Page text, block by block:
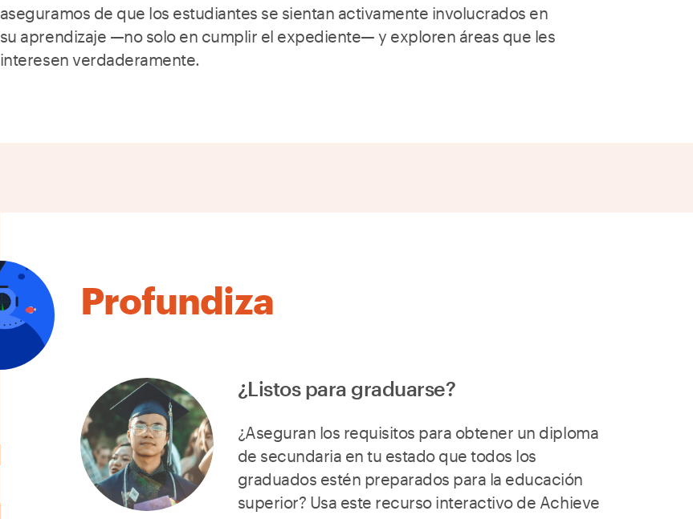
aseguramos de que los estudiantes se sientan activamente involucrados en
su aprendizaje —no solo en cumplir el expediente— y exploren áreas que les
interesen verdaderamente.
Profundiza
¿Listos para graduarse?
¿Aseguran los requisitos para obtener un diploma
de secundaria en tu estado que todos los
graduados estén preparados para la educación
superior? Usa este recurso interactivo de Achieve